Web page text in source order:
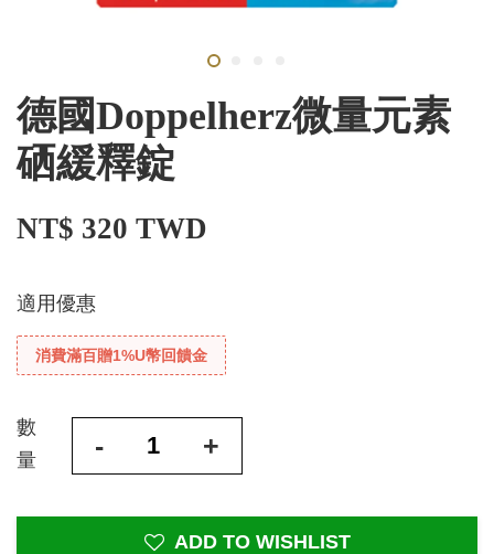
德國Doppelherz微量元素
硒緩釋錠
NT$ 320 TWD
適用優惠
消費滿百贈1%U幣回饋金
數
量
- +
ADD TO WISHLIST